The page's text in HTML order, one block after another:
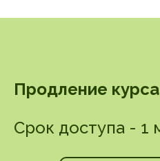
Продление
Срок доступа - 1